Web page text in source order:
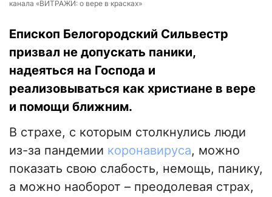
канала «ВИТРАЖИ: о вере в красках»
Епископ Белогородский Сильвестр
призвал не допускать паники,
надеяться на Господа и
реализовываться как христиане в вере
и помощи ближним.
В страхе, с которым столкнулись люди
из-за пандемии коронавируса, можно
показать свою слабость, немощь, панику,
а можно наоборот – преодолевая страх,